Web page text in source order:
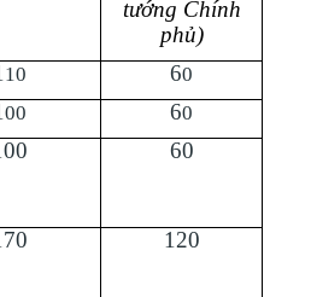
tướng Chính
phủ)
10 60
00 60
60
120